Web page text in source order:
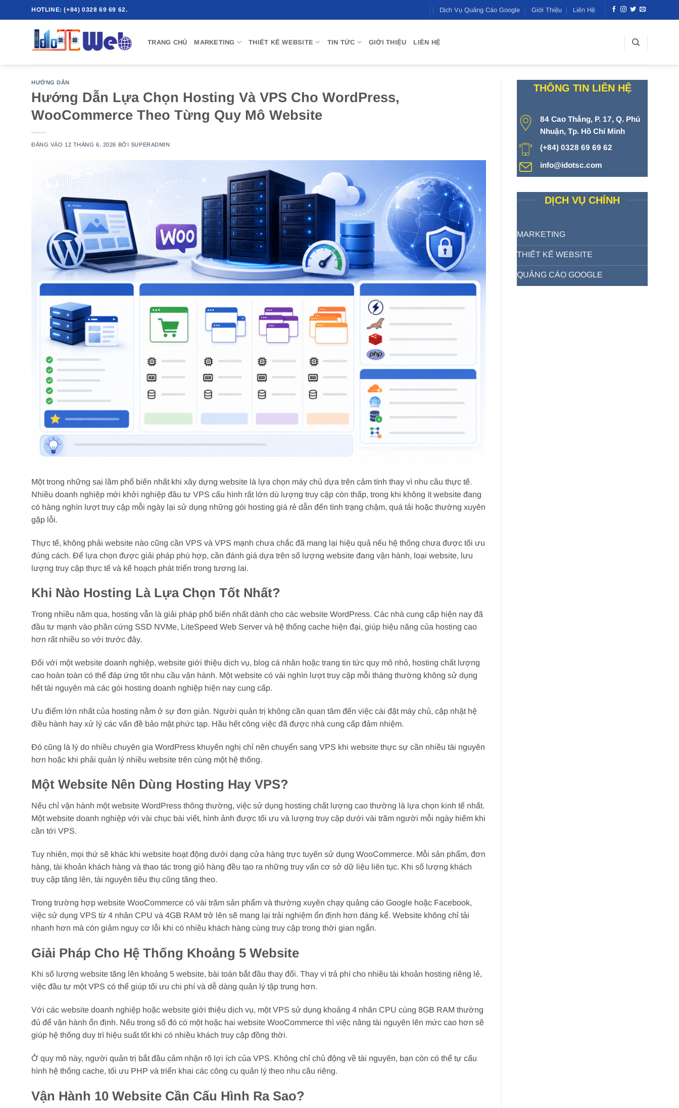
qua
HOTLINE: (+84) 0328 69 69 62. Dịch Vụ Quảng Cáo Google Giới Thiệu Liên Hệ
TRANG CHỦ MARKETING THIẾT KẾ WEBSITE TIN TỨC GIỚI THIỆU LIÊN HỆ
HƯỚNG DẪN
Hướng Dẫn Lựa Chọn Hosting Và VPS Cho WordPress,
WooCommerce Theo Từng Quy Mô Website
ĐĂNG VÀO 12 THÁNG 6, 2026 BỞI SUPERADMIN
Một trong những sai lầm phổ biến nhất khi xây dựng website là lựa chọn máy chủ dựa trên cảm tính thay vì nhu cầu thực tế.
Nhiều doanh nghiệp mới khởi nghiệp đầu tư VPS cấu hình rất lớn dù lượng truy cập còn thấp, trong khi không ít website đang
có hàng nghìn lượt truy cập mỗi ngày lại sử dụng những gói hosting giá rẻ dẫn đến tình trạng chậm, quá tải hoặc thường xuyên
gặp lỗi.
Thực tế, không phải website nào cũng cần VPS và VPS mạnh chưa chắc đã mang lại hiệu quả nếu hệ thống chưa được tối ưu
đúng cách. Để lựa chọn được giải pháp phù hợp, cần đánh giá dựa trên số lượng website đang vận hành, loại website, lưu
lượng truy cập thực tế và kế hoạch phát triển trong tương lai.
Khi Nào Hosting Là Lựa Chọn Tốt Nhất?
Trong nhiều năm qua, hosting vẫn là giải pháp phổ biến nhất dành cho các website WordPress. Các nhà cung cấp hiện nay đã
đầu tư mạnh vào phần cứng SSD NVMe, LiteSpeed Web Server và hệ thống cache hiện đại, giúp hiệu năng của hosting cao
hơn rất nhiều so với trước đây.
Đối với một website doanh nghiệp, website giới thiệu dịch vụ, blog cá nhân hoặc trang tin tức quy mô nhỏ, hosting chất lượng
cao hoàn toàn có thể đáp ứng tốt nhu cầu vận hành. Một website có vài nghìn lượt truy cập mỗi tháng thường không sử dụng
hết tài nguyên mà các gói hosting doanh nghiệp hiện nay cung cấp.
Ưu điểm lớn nhất của hosting nằm ở sự đơn giản. Người quản trị không cần quan tâm đến việc cài đặt máy chủ, cập nhật hệ
điều hành hay xử lý các vấn đề bảo mật phức tạp. Hầu hết công việc đã được nhà cung cấp đảm nhiệm.
Đó cũng là lý do nhiều chuyên gia WordPress khuyến nghị chỉ nên chuyển sang VPS khi website thực sự cần nhiều tài nguyên
hơn hoặc khi phải quản lý nhiều website trên cùng một hệ thống.
Một Website Nên Dùng Hosting Hay VPS?
Nếu chỉ vận hành một website WordPress thông thường, việc sử dụng hosting chất lượng cao thường là lựa chọn kinh tế nhất.
Một website doanh nghiệp với vài chục bài viết, hình ảnh được tối ưu và lượng truy cập dưới vài trăm người mỗi ngày hiếm khi
cần tới VPS.
Tuy nhiên, mọi thứ sẽ khác khi website hoạt động dưới dạng cửa hàng trực tuyến sử dụng WooCommerce. Mỗi sản phẩm, đơn
hàng, tài khoản khách hàng và thao tác trong giỏ hàng đều tạo ra những truy vấn cơ sở dữ liệu liên tục. Khi số lượng khách
truy cập tăng lên, tài nguyên tiêu thụ cũng tăng theo.
Trong trường hợp website WooCommerce có vài trăm sản phẩm và thường xuyên chạy quảng cáo Google hoặc Facebook,
việc sử dụng VPS từ 4 nhân CPU và 4GB RAM trở lên sẽ mang lại trải nghiệm ổn định hơn đáng kể. Website không chỉ tải
nhanh hơn mà còn giảm nguy cơ lỗi khi có nhiều khách hàng cùng truy cập trong thời gian ngắn.
Giải Pháp Cho Hệ Thống Khoảng 5 Website
Khi số lượng website tăng lên khoảng 5 website, bài toán bắt đầu thay đổi. Thay vì trả phí cho nhiều tài khoản hosting riêng lẻ,
việc đầu tư một VPS có thể giúp tối ưu chi phí và dễ dàng quản lý tập trung hơn.
Với các website doanh nghiệp hoặc website giới thiệu dịch vụ, một VPS sử dụng khoảng 4 nhân CPU cùng 8GB RAM thường
đủ để vận hành ổn định. Nếu trong số đó có một hoặc hai website WooCommerce thì việc nâng tài nguyên lên mức cao hơn sẽ
giúp hệ thống duy trì hiệu suất tốt khi có nhiều khách truy cập đồng thời.
Ở quy mô này, người quản trị bắt đầu cảm nhận rõ lợi ích của VPS. Không chỉ chủ động về tài nguyên, bạn còn có thể tự cấu
hình hệ thống cache, tối ưu PHP và triển khai các công cụ quản lý theo nhu cầu riêng.
Vận Hành 10 Website Cần Cấu Hình Ra Sao?
THÔNG TIN LIÊN HỆ
84 Cao Thắng, P. 17, Q. Phú
Nhuận, Tp. Hồ Chí Minh
(+84) 0328 69 69 62
info@idotsc.com
DỊCH VỤ CHÍNH
MARKETING
THIẾT KẾ WEBSITE
QUẢNG CÁO GOOGLE